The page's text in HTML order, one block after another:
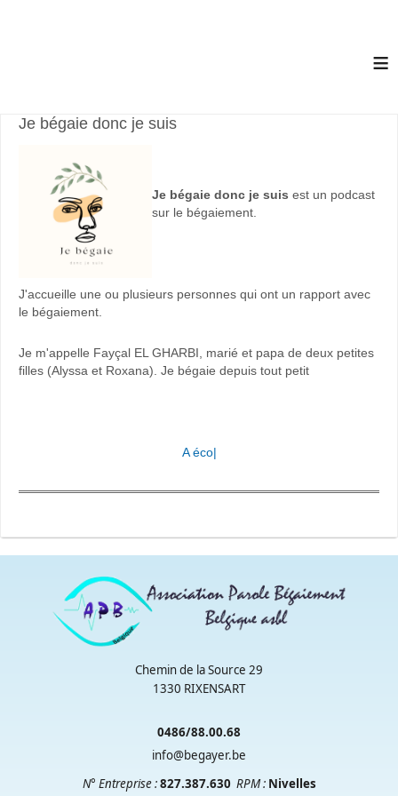
≡
Je bégaie donc je suis
Je bégaie donc je suis est un podcast
sur le bégaiement.
J'accueille une ou plusieurs personnes qui ont un rapport avec
le bégaiement.
Je m'appelle Fayçal EL GHARBI, marié et papa de deux petites
filles (Alyssa et Roxana). Je bégaie depuis tout petit
|
Chemin de la Source 29
1330 RIXENSART
0486/88.00.68
info@begayer.be
N° Entreprise :827.387.630 RPM: Nivelles